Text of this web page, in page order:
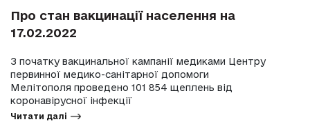
Про стан вакцинації населення на
17.02.2022
З початку вакцинальної кампанії медиками Центру
первинної медико-санітарної допомоги
Мелітополя проведено 101 854 щеплень від
коронавірусної інфекції
Читати далі